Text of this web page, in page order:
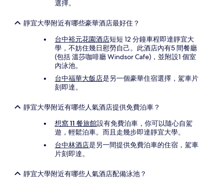
選擇。
靜宜大學附近有哪些豪華酒店最好住？
台中裕元花園酒店短短 12 分鐘車程即達靜宜大
學，不妨住幾日慰勞自己。此酒店內有5 間餐廳
(包括 溫莎咖啡廳 Windsor Cafe)，並附設1 個室
內泳池。
台中福華大飯店是另一個豪華住宿選擇，駕車片
刻即達。
靜宜大學附近有哪些人氣酒店提供免費泊車？
想窩 11 餐旅館設有免費泊車，你可以隨心自駕
遊，輕鬆泊車。而且走幾步即達靜宜大學。
台中林酒店是另一間提供免費泊車的住宿，駕車
片刻即達。
靜宜大學附近有哪些人氣酒店配備泳池？